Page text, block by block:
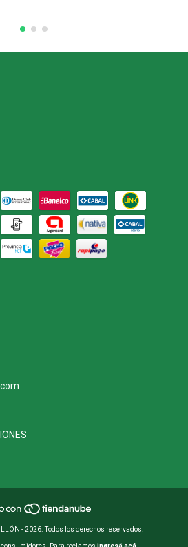
- 2026. Todos los derechos reservados.